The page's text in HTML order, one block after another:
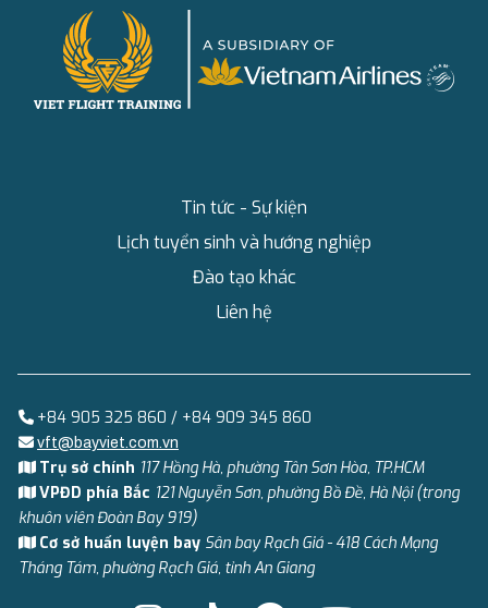
Tin tức - Sự kiện
Lịch tuyển sinh và hướng nghiệp
Đào tạo khác
Liên hệ
+84 905 325 860 / +84 909 345 860
vft@bayviet.com.vn
Trụ sở chính 117 Hồng Hà, phường Tân Sơn Hòa, TP.HCM
VPĐD phía Bắc 121 Nguyễn Sơn, phường Bồ Đề, Hà Nội (trong
khuôn viên Đoàn Bay 919)
Cơ sở huấn luyện bay Sân bay Rạch Giá - 418 Cách Mạng
Tháng Tám, phường Rạch Giá, tỉnh An Giang